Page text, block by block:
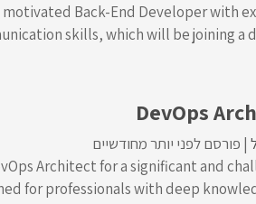
motivated Back-End Developer with
skills, which will be joining a
DevOps
פורסם לפני יותר מחודשיים
Architect for a significant and
for professionals with deep